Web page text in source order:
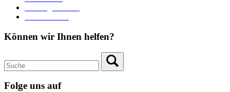
Können wir Ihnen helfen?
Folge uns auf